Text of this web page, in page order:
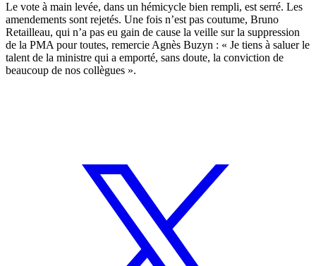
Le vote à main levée, dans un hémicycle bien rempli, est serré. Les
amendements sont rejetés. Une fois n’est pas coutume, Bruno
Retailleau, qui n’a pas eu gain de cause la veille sur la suppression
de la PMA pour toutes, remercie Agnès Buzyn : « Je tiens à saluer le
talent de la ministre qui a emporté, sans doute, la conviction de
beaucoup de nos collègues ».